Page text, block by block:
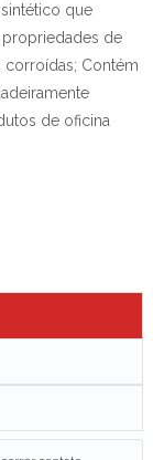
que
de
corroídas; Contém
de oficina